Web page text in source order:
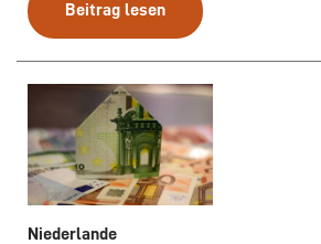
Beitrag lesen
Niederlande